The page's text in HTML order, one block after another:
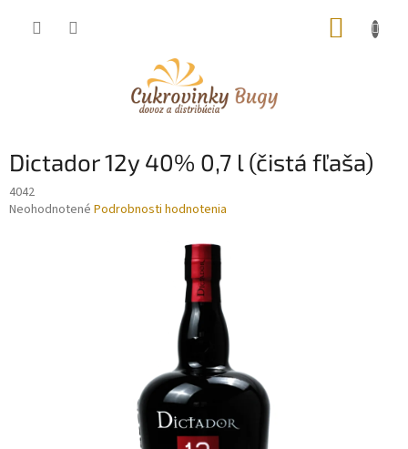
Dictador 12y 40% 0,7 l (čistá fľaša)
4042
Priemerné
Neohodnotené Podrobnosti hodnotenia